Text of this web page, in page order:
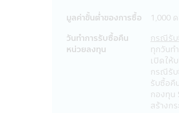
ข้อมูลที่ทางบริษัทฯ เก็บ
อาชีพ, รายได้ประจำ
บริษัทฯอาจจะเก็บข้อมู
เตรียมสินค้าและบริกา
ความรับผิดชอบในกา
และสถานการณ์ใด กรุ
มูลค่าขั้นตํ่าของการซื้อ
1,000
วันทำการรับซื้อคืน
หน่วยลงทุน
กรณีรั
ทุกวันท
เปิดให้
กรณีรับ
รับซื้อคื
กองทุน
สร้างก